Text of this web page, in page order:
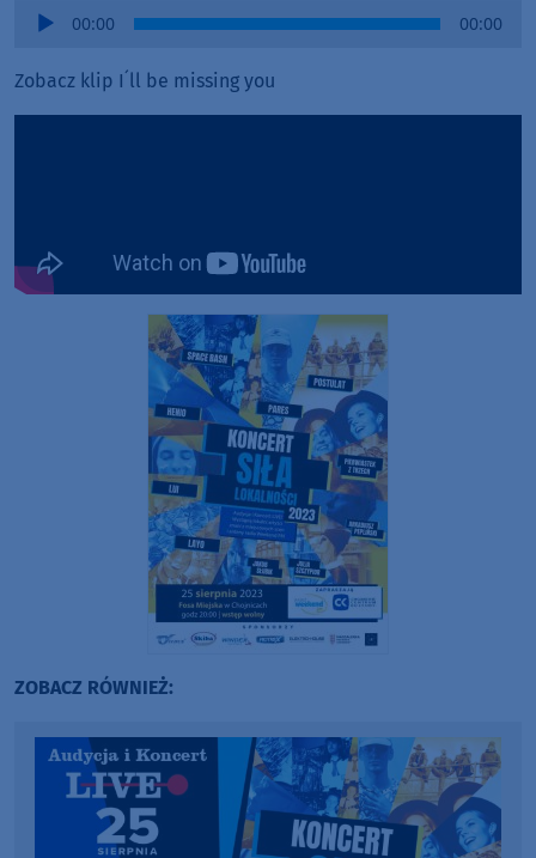
Audio
00:00 00:00
Zobacz klip I´ll be missing you
ZOBACZ RÓWNIEŻ: